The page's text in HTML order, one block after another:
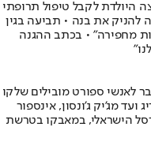
היולדת לקבל טיפול תרופתי
להניק את בנה • תביעה בגין
מחפירה" • בכתב ההגנה
לאנשי ספורט מובילים שלקו
ועד מג'יק ג'ונסון, אינספור
הישראלי, במאבקו בטרשת